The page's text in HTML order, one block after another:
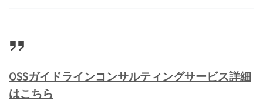
OSSガイドラインコンサルティングサービス詳細
はこちら